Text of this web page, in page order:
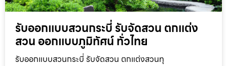
รับออกแบบสวนกระบี่ รับจัดสวน ตกแต่ง
สวน ออกแบบภูมิทัศน์ ทั่วไทย
รับออกแบบสวนกระบี่ รับจัดสวน ตกแต่งสวนทุ